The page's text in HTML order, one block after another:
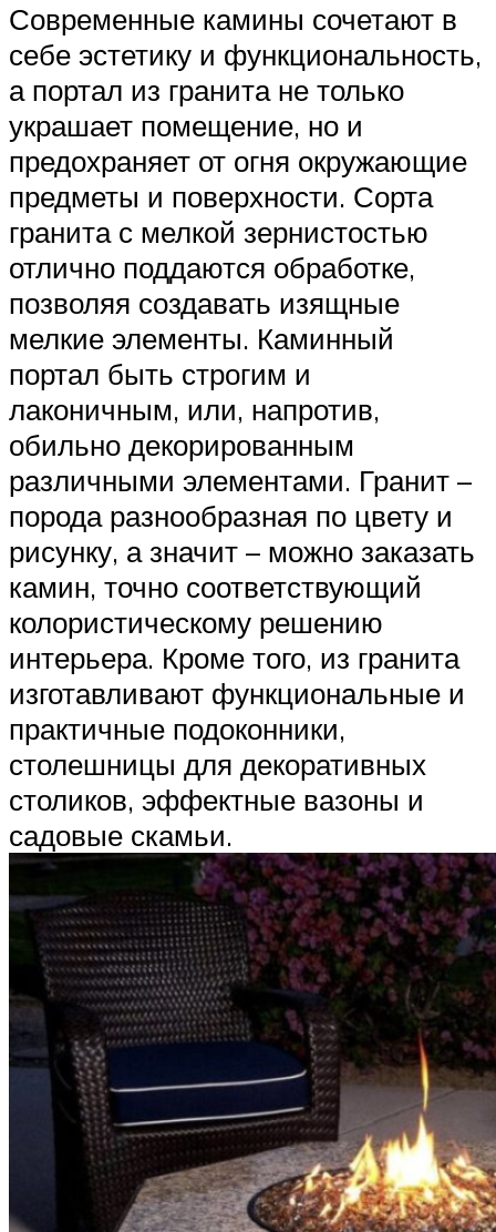
Современные камины сочетают в
себе эстетику и функциональность,
а портал из гранита не только
украшает помещение, но и
предохраняет от огня окружающие
предметы и поверхности. Сорта
гранита с мелкой зернистостью
отлично поддаются обработке,
позволяя создавать изящные
мелкие элементы. Каминный
портал быть строгим и
лаконичным, или, напротив,
обильно декорированным
различными элементами. Гранит –
порода разнообразная по цвету и
рисунку, а значит – можно заказать
камин, точно соответствующий
колористическому решению
интерьера. Кроме того, из гранита
изготавливают функциональные и
практичные подоконники,
столешницы для декоративных
столиков, эффектные вазоны и
садовые скамьи.